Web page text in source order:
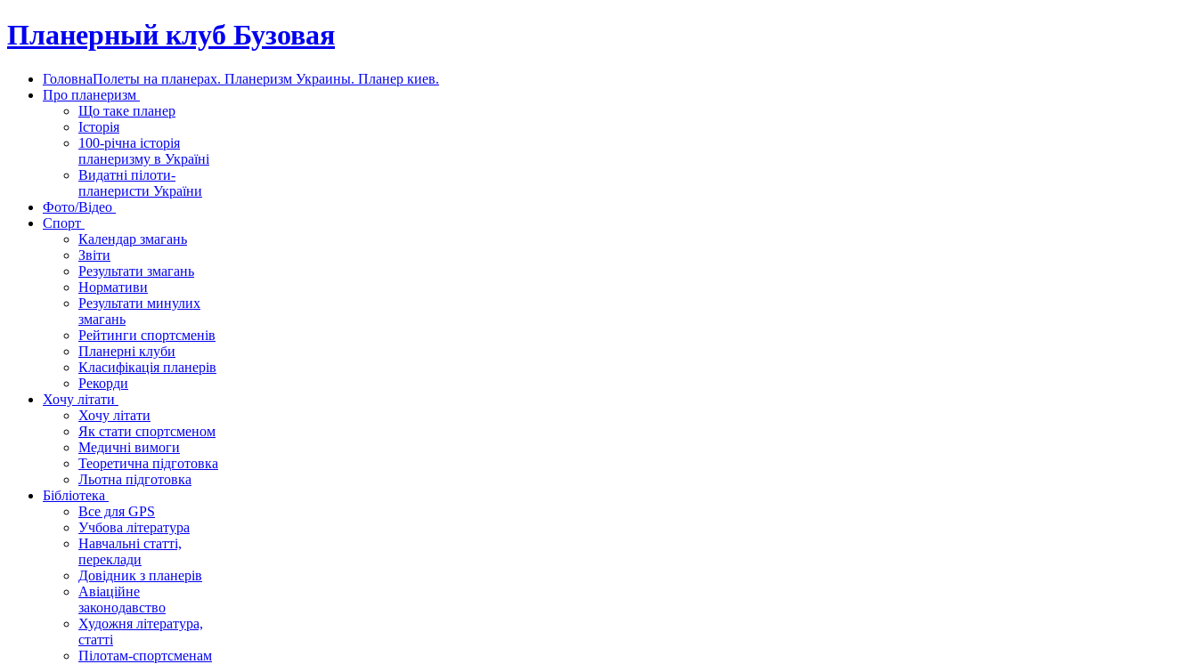
Планерный клуб Бузовая
ГоловнаПолеты на планерах. Планеризм Украины. Планер киев.
Про планеризм
Що таке планер
Історія
100-річна історія
планеризму в Україні
Видатні пілоти-
планеристи України
Фото/Відео
Спорт
Календар змагань
Звіти
Результати змагань
Нормативи
Результати минулих
змагань
Рейтинги спортсменів
Планерні клуби
Класифікація планерів
Рекорди
Хочу літати
Хочу літати
Як стати спортсменом
Медичні вимоги
Теоретична підготовка
Льотна підготовка
Бібліотека
Все для GPS
Учбова література
Навчальні статті,
переклади
Довідник з планерів
Авіаційне
законодавство
Художня література,
статті
Пілотам-спортсменам